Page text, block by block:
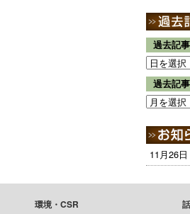
過去記事
過去記事
11月26日
環境・CSR